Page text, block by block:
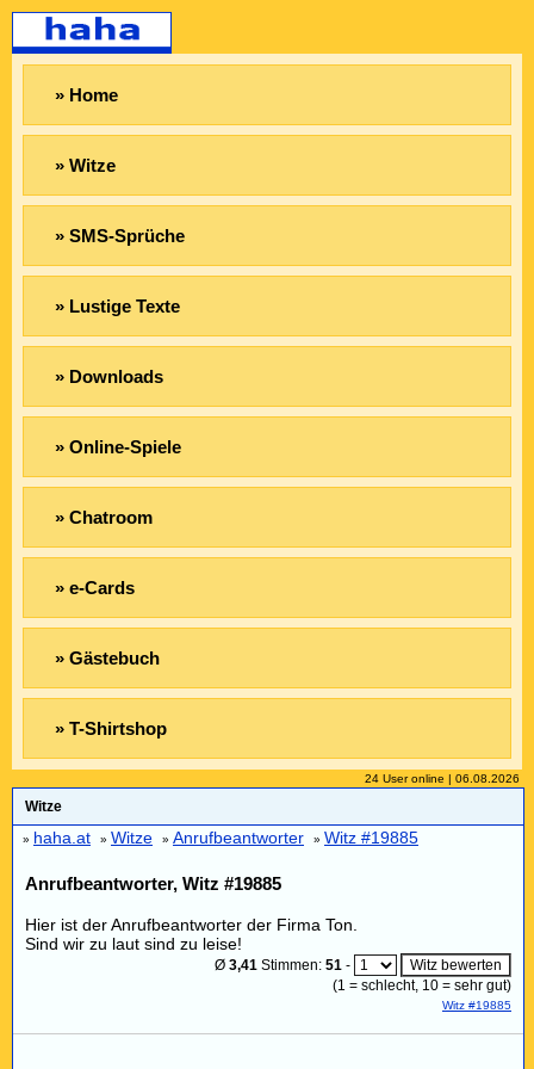
» Home
» Witze
» SMS-Sprüche
» Lustige Texte
» Downloads
» Online-Spiele
» Chatroom
» e-Cards
» Gästebuch
» T-Shirtshop
24 User online | 06.08.2026
Witze
» haha.at » Witze » Anrufbeantworter » Witz #19885
Anrufbeantworter, Witz #19885
Hier ist der Anrufbeantworter der Firma Ton.
Sind wir zu laut sind zu leise!
Ø 3,41 Stimmen: 51 -
(1 = schlecht, 10 = sehr gut)
Witz #19885